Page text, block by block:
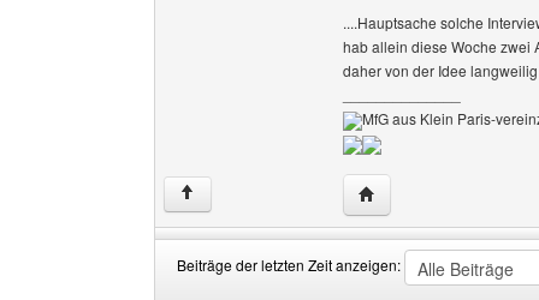
....Hauptsache solche
hab allein diese Woche zwei
daher von der Idee
MfG aus Klein Paris-
↑ Website dieses
Beiträge der letzten Zeit anzeigen: